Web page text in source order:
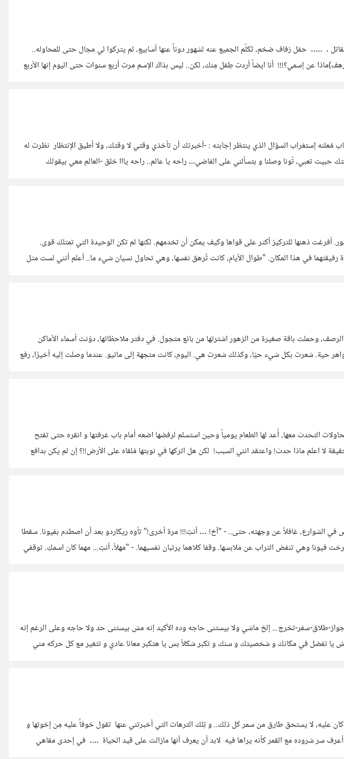
القاتل . ….. حفل زفاف ضخم، تَكلّم الجميع عنه لشهور دوناً عنها أسابيع، لم يتركوا لي مجال حتى للمحاوله..
سمعت أيضاً بإستقبال مولودين (بندر، رهف)ماذا عن إسمي؟!!! أنا ايضاً أردت طِفل مِنك، لكن.. ليس بذاك الإسم مرت أربع سنوات حتى اليوم إنها الأربع
مُعلنه إستغراب السؤال الذي ينتظر إجابته : -أخبرتك أن تأخذي وقتي لا وقتك، ولا أطيق الإنتظار نظرت له
تعبي، تّونا وصلنا و بتسألني على الفاضي… راحه يا عالم.. راحه يااا خلق -العالم معي بيقولك
الأمور. أفرغت ذهنها للتركيز أكثر على قواها وكيف يمكن أن تخدمهم. لكنها لم تكن الوحيدة التي تمتلك قوى.
ريكاردو أيضًا. لذا كانا يتقاتلان ضد بعضهما البعض ويجربان قوى جديدة. في النهاية، لم تكن الوحدة رفيقتهما في هذا المكان. "طوال الأيام، كانت تُرهق نفسها، وهي تحاول نسيان شيء ما.. أعلم أنني لست مثل
وحملت باقة صغيرة من الزهور اشترتها من بائع متجول. في دفتر ملاحظاتها، دوّنت أسماء الأماكن
حية. شعرت بكل شيء حيًا، وكذلك شعرت هي. اليوم، كانت متجهة إلى ماتيو. عندما وصلت إليه أخيرًا، رفع
ترفض محاولات التحدث معها، أُعد لها الطعام يومياً وحين استسلم لرفضها اضعه أمام باب غرفتها و انقره حتى تفتح
لا اعلم ماذا حدث! واعتقد انني السبب! لكن هل اتركها في نوبتها مُلقاه على الأرض!!؟ إن لم يكن بدافع
فوق طاقته. ركض في الشوارع، غافلاً عن وجهته، حتى.. - "آخ! ... أنتِ!!! مرة أخرى!" تأوه ريكاردو بعد أن اصطدم بفيونا. سقطا
وهي تنفض التراب عن ملابسها. وقفا كلاهما يرتبان نفسيهما. - "مهلاً، أنتِ... مهما كان اسمكِ. توقفي
سفر-تخرج... إلخ ماشي ولا بيستنى حاجه وده الأكيد إنه مش بيستنى حد ولا حاجه وعلى الرغم إنه
يا تفضل في مكانك و شخصيتك و سنك و تكبر شكلاً بس يا هتكبر معانا عادي و تتغير مع كل حركه مني
وزنه كثيراً عما كان عليه، لا يستحق طارق من سمر كل ذلك.. و تِلك الترهات التي أخبرتني عنها تقول خوفاً عليه مِن إخوتها و
سر شروده مع القمر كأنه يراها فيه لابد أن يعرف أنها مازالت على قيد الحياة …. في إحدى مقاهي